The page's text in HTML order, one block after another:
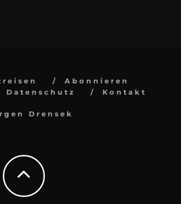
Abonnieren
Datenschutz Kontakt
Drensek